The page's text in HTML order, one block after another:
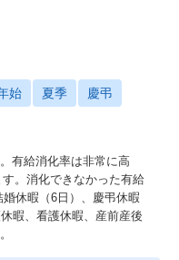
始 夏季 慶弔
有給消化率は非常に高
。消化できなかった有給
休暇（6日）、慶弔休暇
暇、看護休暇、産前産後